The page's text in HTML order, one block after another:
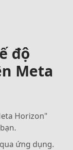
độ
Meta
Horizon"
ứng dụng.